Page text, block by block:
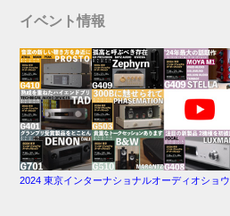
イベント情報
2024 東京インターナショナルオーディオショウ